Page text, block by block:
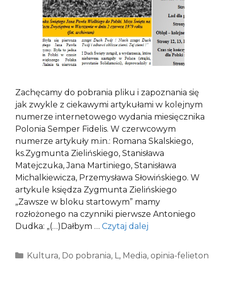
Zachęcamy do pobrania pliku i zapoznania się
jak zwykle z ciekawymi artykułami w kolejnym
numerze internetowego wydania miesięcznika
Polonia Semper Fidelis. W czerwcowym
numerze artykuły m.in.: Romana Skalskiego,
ks.Zygmunta Zielińskiego, Stanisława
Matejczuka, Jana Martiniego, Stanisława
Michalkiewicza, Przemysława Słowińskiego. W
artykule księdza Zygmunta Zielińskiego
„Zawsze w bloku startowym” mamy
rozłożonego na czynniki pierwsze Antoniego
Dudka: „(…)Dałbym … Czytaj dalej
Kategorie
Kultura, Do pobrania, L , Media, opinia-felieton